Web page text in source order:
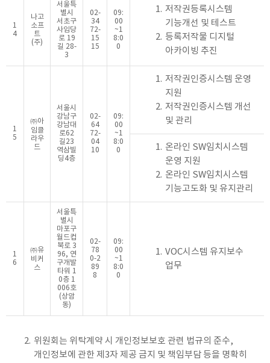
1
4
나고
소프
트
(주)
서울특
별시
서초구
사임당
로 19
길 28-
3
02-
34
72-
15
15
09:
00
~1
8:0
0
1. 저작권등록시스템
기능개선 및 테스트
2. 등록저작물 디지털
아카이빙 추진
1
5
㈜아
임클
라우
드
서울시
강남구
강남대
로62
길23
역삼빌
딩4층
02-
64
72-
04
10
09:
00
~1
8:0
0
1. 저작권인증시스템 운영
지원
2. 저작권인증시스템 개선
및 관리
1. 온라인 SW임치시스템
운영 지원
2. 온라인 SW임치시스템
기능고도화 및 유지관리
1
6
㈜유
비커
스
서울특
별시
마포구
월드컵
북로 3
96, 연
구개발
타워 1
0층 1
006호
(상암
동)
02-
78
0-2
89
8
09:
00
~1
8:0
0
1. VOC시스템 유지보수
업무
2. 위원회는 위탁계약 시 개인정보보호 관련 법규의 준수,
개인정보에 관한 제3자 제공 금지 및 책임부담 등을 명확히